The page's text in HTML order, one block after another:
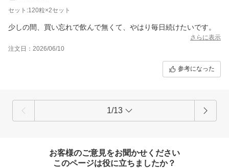
セット:120粒×2セット
少しの間、買い忘れで飲んで無くて、やはり毎日続けたいです。
さらに表示
注文日：2026/06/10
参考になった
1/13
お客様のご意見をお聞かせください
このページは役に立ちましたか？